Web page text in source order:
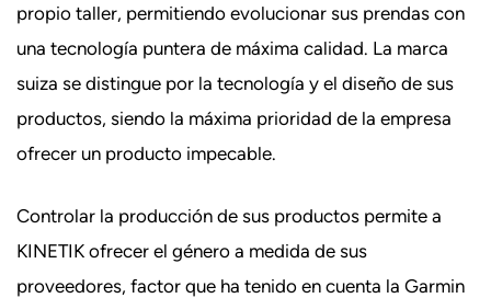
propio taller, permitiendo evolucionar sus prendas con
una tecnología puntera de máxima calidad. La marca
suiza se distingue por la tecnología y el diseño de sus
productos, siendo la máxima prioridad de la empresa
ofrecer un producto impecable.
Controlar la producción de sus productos permite a
KINETIK ofrecer el género a medida de sus
proveedores, factor que ha tenido en cuenta la Garmin